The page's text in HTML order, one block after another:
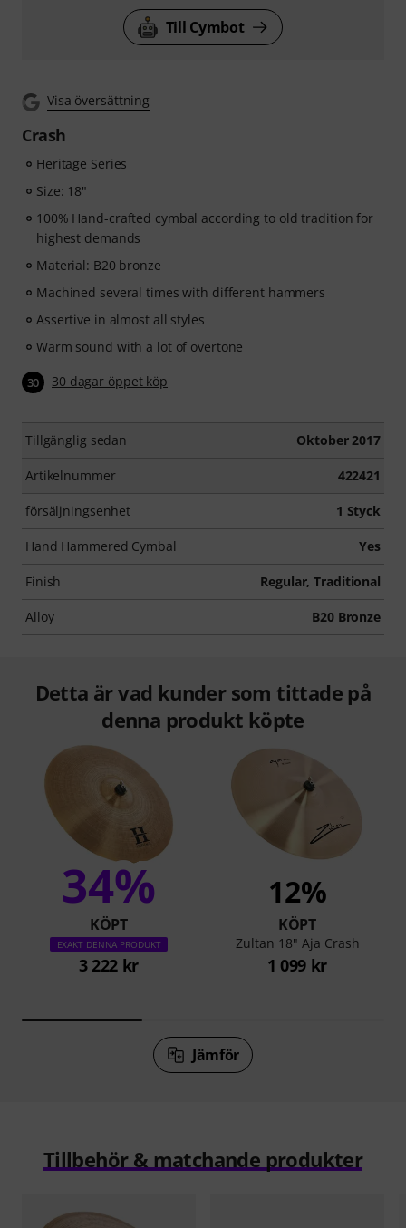
Till Cymbot
Visa översättning
Crash
Heritage Series
Size: 18"
100% Hand-crafted cymbal according to old tradition for
highest demands
Material: B20 bronze
Machined several times with different hammers
Assertive in almost all styles
Warm sound with a lot of overtone
30 30 dagar öppet köp
Tillgänglig sedan Oktober 2017
Artikelnummer 422421
försäljningsenhet 1 Styck
Hand Hammered Cymbal Yes
Finish Regular, Traditional
Alloy B20 Bronze
Detta är vad kunder som tittade på
denna produkt köpte
34%
KÖPT
EXAKT DENNA PRODUKT
3 222 kr
12%
KÖPT
Zultan 18" Aja Crash
1 099 kr
Jämför
Tillbehör & matchande produkter